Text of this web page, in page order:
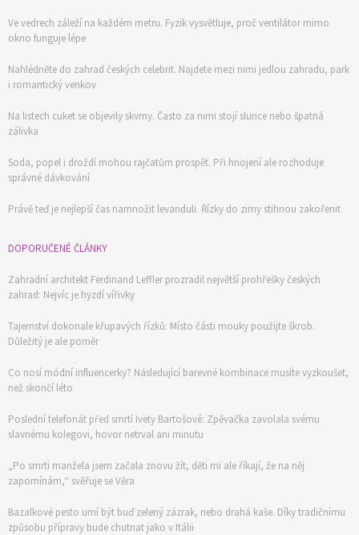
Ve vedrech záleží na každém metru. Fyzik vysvětluje, proč ventilátor mimo
okno funguje lépe
Nahlédněte do zahrad českých celebrit. Najdete mezi nimi jedlou zahradu, park
i romantický venkov
Na listech cuket se objevily skvrny. Často za nimi stojí slunce nebo špatná
zálivka
Soda, popel i droždí mohou rajčatům prospět. Při hnojení ale rozhoduje
správné dávkování
Právě teď je nejlepší čas namnožit levanduli. Řízky do zimy stihnou zakořenit
DOPORUČENÉ ČLÁNKY
Zahradní architekt Ferdinand Leffler prozradil největší prohřešky českých
zahrad: Nejvíc je hyzdí vířivky
Tajemství dokonale křupavých řízků: Místo části mouky použijte škrob.
Důležitý je ale poměr
Co nosí módní influencerky? Následující barevné kombinace musíte vyzkoušet,
než skončí léto
Poslední telefonát před smrtí Ivety Bartošové: Zpěvačka zavolala svému
slavnému kolegovi, hovor netrval ani minutu
„Po smrti manžela jsem začala znovu žít, děti mi ale říkají, že na něj
zapomínám,“ svěřuje se Věra
Bazalkové pesto umí být buď zelený zázrak, nebo drahá kaše. Díky tradičnímu
způsobu přípravy bude chutnat jako v Itálii